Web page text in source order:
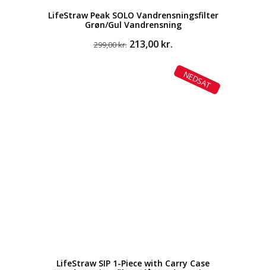
LifeStraw Peak SOLO Vandrensningsfilter
Grøn/Gul Vandrensning
299,00kr. Den
213,00 kr.Den
pris
er:
213,00 kr..
NEDSAT
LifeStraw SIP 1-Piece with Carry Case